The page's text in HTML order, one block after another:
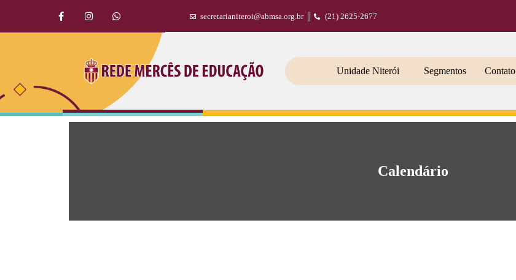
secretarianiteroi@abmsa.org.br (21) 2625-2677
Unidade Niterói Segmentos Contato
Calendário